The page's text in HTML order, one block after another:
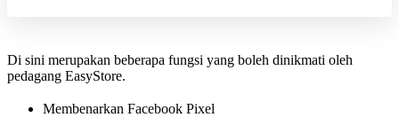
Di sini merupakan beberapa fungsi yang boleh dinikmati oleh
pedagang EasyStore.
Membenarkan Facebook Pixel